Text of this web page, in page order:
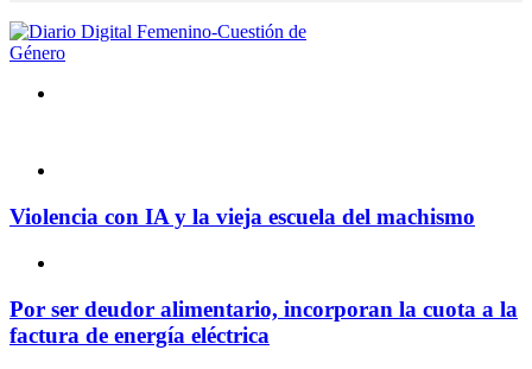
Violencia con IA y la vieja escuela del machismo
Por ser deudor alimentario, incorporan la cuota a la
factura de energía eléctrica